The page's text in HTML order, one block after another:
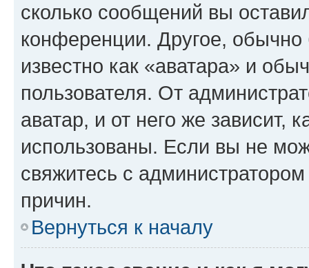
сколько сообщений вы
конференции. Другое,
известно как «аватара» и
пользователя. От
аватар, и от него же зависит,
использованы. Если вы не
свяжитесь с
причин.
Вернуться к началу